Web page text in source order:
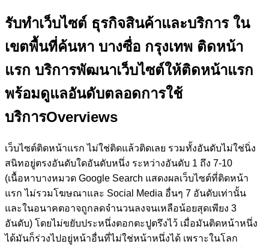
รับทำเว็บไซต์ ธุรกิจสินค้าและบริการ ใน
เขตพื้นที่ค้นหา บางซื่อ กรุงเทพ ติดหน้า
แรก บริการพัฒนาเว็บไซต์ให้ติดหน้าแรก
พร้อมดูแลอันดับตลอดการใช้
บริการOverviews
เว็บไซต์ติดหน้าแรก ไม่ใช่ติดแล้วติดเลย รวมทั้งอันดับไม่ใช่นิ่ง
สนิทอยู่ตรงอันดับใดอันดับหนึ่ง ระหว่างอันดับ 1 ถึง 7-10
(เนื้อหาบางหมวด Google Search แสดงผลเว็บไซต์ที่ติดหน้า
แรก ไม่รวมโฆษณาและ Social Media อื่นๆ 7 อันดับเท่านั้น
และในอนาคตอาจถูกลดจำนวนลงจนเหลือน้อยสุดเพียง 3
อันดับ) โดยไม่ขยับประหนึ่งตอกตะปูตรึงไว้ เมื่อมันติดหน้าหนึ่ง
ได้มันก็ร่วงไปอยู่หน้าอื่นที่ไม่ใช่หน้าหนึ่งได้ เพราะในโลก